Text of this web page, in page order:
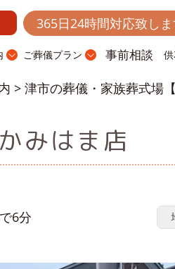
365日24時間対応致し
ご葬儀プラン 事前相談
> 津市の葬儀・家族葬式場
みはま店
6分